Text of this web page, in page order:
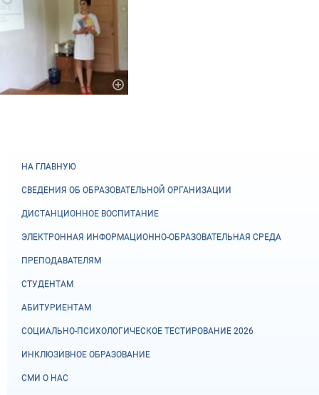
НА ГЛАВНУЮ
СВЕДЕНИЯ ОБ ОБРАЗОВАТЕЛЬНОЙ ОРГАНИЗАЦИИ
ДИСТАНЦИОННОЕ ВОСПИТАНИЕ
ЭЛЕКТРОННАЯ ИНФОРМАЦИОННО-ОБРАЗОВАТЕЛЬНАЯ СРЕДА
ПРЕПОДАВАТЕЛЯМ
СТУДЕНТАМ
АБИТУРИЕНТАМ
СОЦИАЛЬНО-ПСИХОЛОГИЧЕСКОЕ ТЕСТИРОВАНИЕ 2026
ИНКЛЮЗИВНОЕ ОБРАЗОВАНИЕ
СМИ О НАС